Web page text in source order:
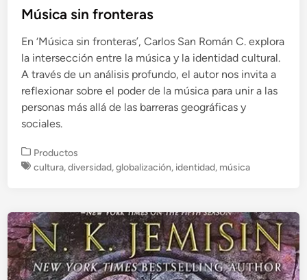
Música sin fronteras
En ‘Música sin fronteras’, Carlos San Román C. explora
la intersección entre la música y la identidad cultural.
A través de un análisis profundo, el autor nos invita a
reflexionar sobre el poder de la música para unir a las
personas más allá de las barreras geográficas y
sociales.
P
u
i
c
a
d
o
Productos
cultura,diversidad,globalización, identidad, música